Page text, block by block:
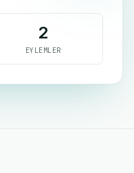
2
EYLEMLER